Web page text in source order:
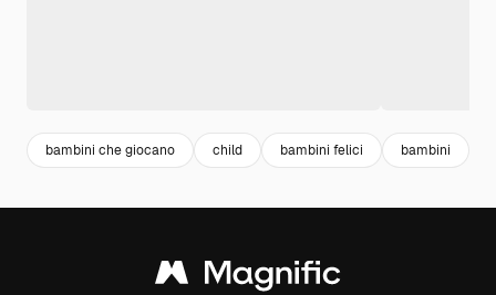
bambini che giocano child bambini felici bambini